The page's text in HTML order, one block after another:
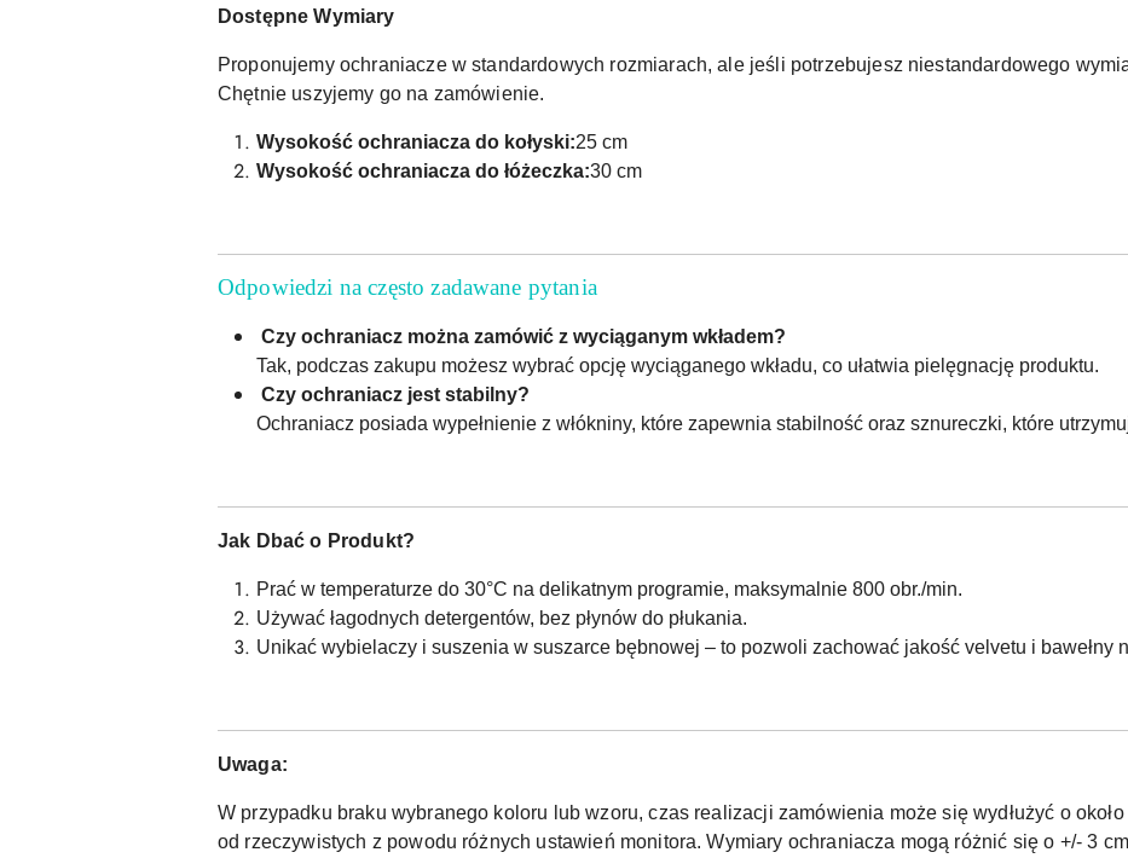
Dostępne Wymiary
Proponujemy ochraniacze w standardowych rozmiarach, ale jeśli potrzebujesz niestandardowego
Chętnie uszyjemy go na zamówienie.
Wysokość ochraniacza do kołyski:25 cm
Wysokość ochraniacza do łóżeczka:30 cm
Odpowiedzi na często zadawane pytania
Czy ochraniacz można zamówić z wyciąganym wkładem?
Tak, podczas zakupu możesz wybrać opcję wyciąganego wkładu, co ułatwia pielęgnację produktu.
Czy ochraniacz jest stabilny?
Ochraniacz posiada wypełnienie z włókniny, które zapewnia stabilność oraz sznureczki, które
Jak Dbać o Produkt?
Prać w temperaturze do 30°C na delikatnym programie, maksymalnie 800 obr./min.
Używać łagodnych detergentów, bez płynów do płukania.
Unikać wybielaczy i suszenia w suszarce bębnowej – to pozwoli zachować jakość velvetu i bawełny
Uwaga:
W przypadku braku wybranego koloru lub wzoru, czas realizacji zamówienia może się wydłużyć o
od rzeczywistych z powodu różnych ustawień monitora. Wymiary ochraniacza mogą różnić się o +/- 3